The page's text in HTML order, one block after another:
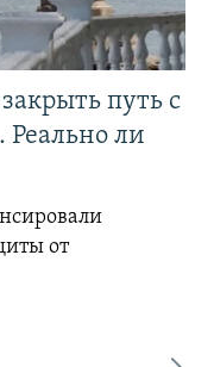
путь с
ли
от